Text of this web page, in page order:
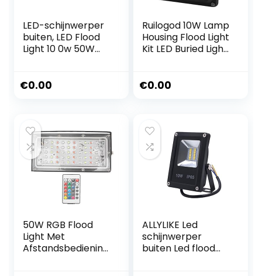
LED-schijnwerper
buiten, LED Flood
Light 10 0w 50W
buitenwandreflect
koud wit koud wit
Makkelijke
installatie
€0.00
Ruilogod 10W Lamp
Housing Flood Light
Kit LED Buried Light
€0.00
50W RGB Flood
Light Met
Afstandsbediening
ALLYLIKE Led
schijnwerper
buiten Led flood